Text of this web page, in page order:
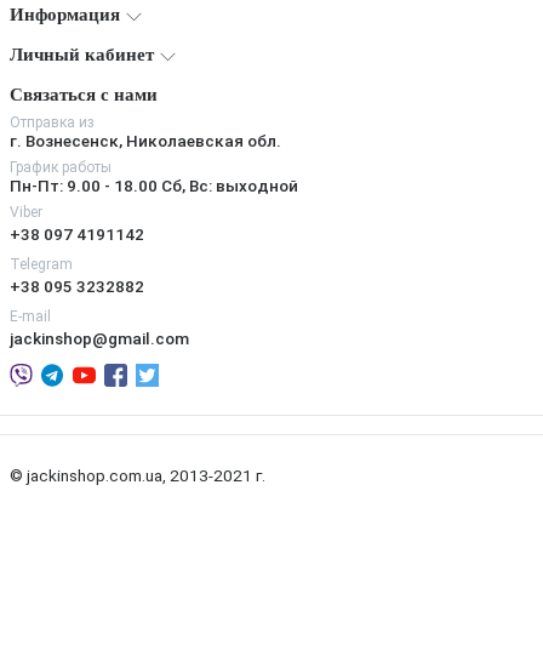
Информация
Личный кабинет
Связаться с нами
Отправка из
г. Вознесенск, Николаевская обл.
График работы
Пн-Пт: 9.00 - 18.00 Сб, Вс: выходной
Viber
+38 097 4191142
Telegram
+38 095 3232882
E-mail
jackinshop@gmail.com
© jackinshop.com.ua, 2013-2021 г.